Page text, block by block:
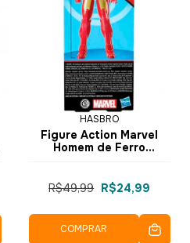
HASBRO
Figure Action Marvel
Homem de Ferro
R$49,99
R$24,99
COMPRAR